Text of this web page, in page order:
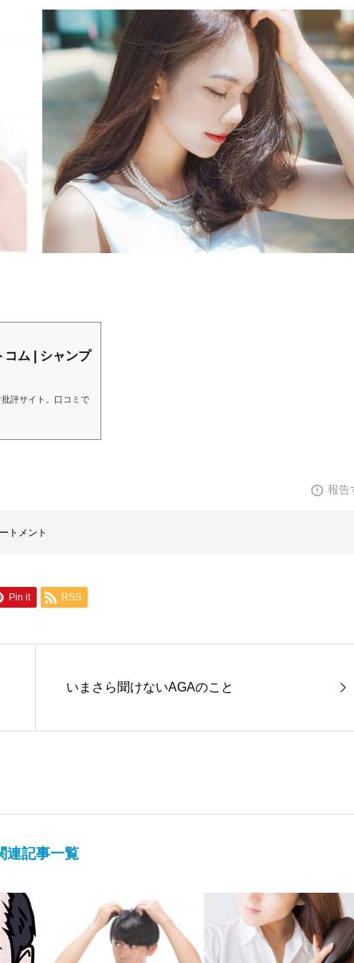
コム | シャンプ
評サイト。口コミで
報告
トメント
Pin it RSS
いまさら聞けないAGAのこと
連記事一覧